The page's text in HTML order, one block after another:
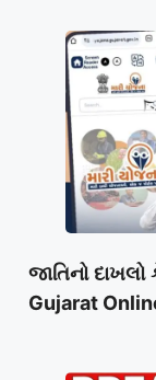
જાતિનો
Gujarat